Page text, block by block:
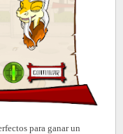
para ganar un